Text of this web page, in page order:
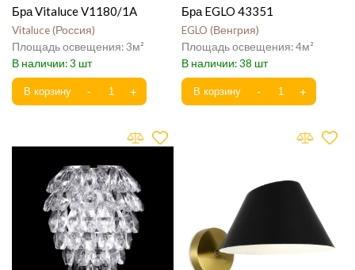
Бра Vitaluce V1180/1A
Vitaluce Россия
3
3
Бра EGLO 43351
EGLO Венгрия
4
38